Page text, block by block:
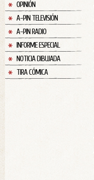
OPINIÓN
A-PIN TELEVISIÓN
A-PIN RADIO
INFORME ESPECIAL
NOTICIA DIBUJADA
TIRA CÓMICA